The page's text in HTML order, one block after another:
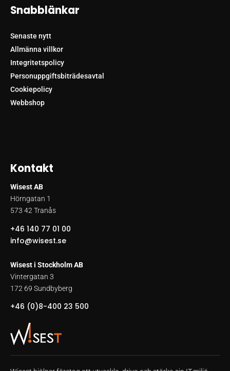
Snabblänkar
Senaste nytt
Allmänna villkor
Integritetspolicy
Personuppgiftsbiträdesavtal
Cookiepolicy
Webbshop
Kontakt
Wisest AB
Hörngatan 1
573 42 Tranås
+46 140 77 01 00
info@wisest.se
Wisest i Stockholm AB
Vintergatan 3
172 69 Sundbyberg
+46 (0)8-400 23 500